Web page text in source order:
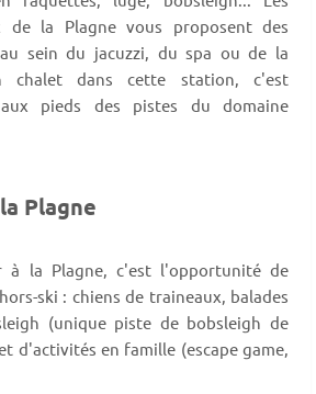
de la Plagne vous proposent des
sein du jacuzzi, du spa ou de la
chalet dans cette station, c'est
pieds des pistes du domaine
Plagne
à la Plagne, c'est l'opportunité de
ski : chiens de traineaux, balades
(unique piste de bobsleigh de
d'activités en famille (escape game,